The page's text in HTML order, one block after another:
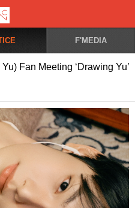
F'MEDIA
Fan Meeting ‘Drawing Yu’